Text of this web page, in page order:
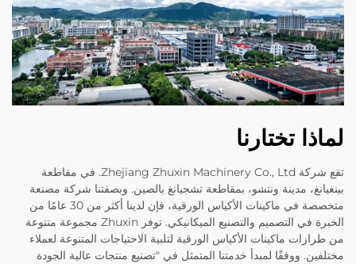
لماذا تختارنا
تقع شركة Zhejiang Zhuxin Machinery Co., Ltd. في مقاطعة
بينغيانغ، مدينة ونتشو، بمقاطعة تشجيانغ بالصين. وبصفتنا شركة مصنعة
متخصصة في ماكينات الأكياس الورقية، فإن لدينا أكثر من 30 عامًا من
الخبرة في التصميم والتصنيع الميكانيكي. توفر Zhuxin مجموعة متنوعة
من طرازات ماكينات الأكياس الورقية لتلبية الاحتياجات المتنوعة لعملاء
مختلفين. ووفقًا لمبدأ خدمتنا المتمثل في "تصنيع منتجات عالية الجودة